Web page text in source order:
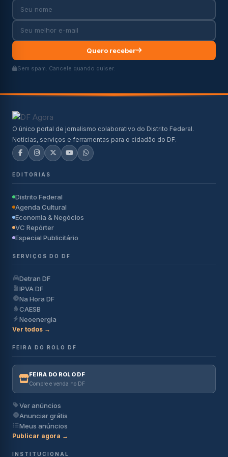
Quero receber
Sem spam. Cancele quando quiser.
O único portal de jornalismo colaborativo do Distrito Federal.
Notícias, serviços e ferramentas para o cidadão do DF.
EDITORIAS
Distrito Federal
Agenda Cultural
Economia & Negócios
VC Repórter
Especial Publicitário
SERVIÇOS DO DF
Detran DF
IPVA DF
Na Hora DF
CAESB
Neoenergia
Ver todos →
FEIRA DO ROLO DF
FEIRA DO ROLO DF
Compre e venda no DF
Ver anúncios
Anunciar grátis
Meus anúncios
Publicar agora →
INSTITUCIONAL